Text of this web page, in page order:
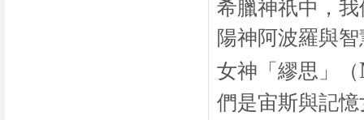
希臘神祇中，
陽神阿波羅與
女神「繆思」（
們是宙斯與記